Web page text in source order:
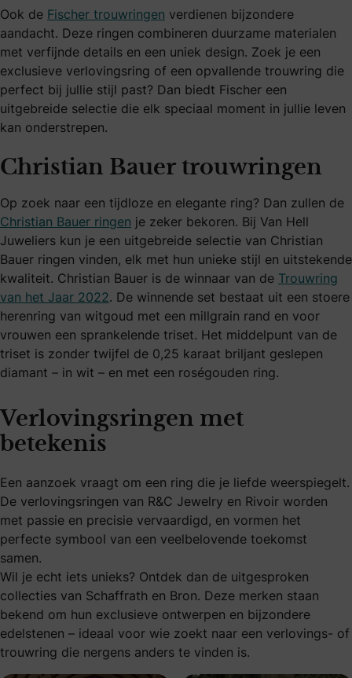
Ook de Fischer trouwringen verdienen bijzondere
aandacht. Deze ringen combineren duurzame materialen
met verfijnde details en een uniek design. Zoek je een
exclusieve verlovingsring of een opvallende trouwring die
perfect bij jullie stijl past? Dan biedt Fischer een
uitgebreide selectie die elk speciaal moment in jullie leven
kan onderstrepen.
Christian Bauer trouwringen
Op zoek naar een tijdloze en elegante ring? Dan zullen de
Christian Bauer ringen je zeker bekoren. Bij Van Hell
Juweliers kun je een uitgebreide selectie van Christian
Bauer ringen vinden, elk met hun unieke stijl en uitstekende
kwaliteit. Christian Bauer is de winnaar van de Trouwring
van het Jaar 2022. De winnende set bestaat uit een stoere
herenring van witgoud met een millgrain rand en voor
vrouwen een sprankelende triset. Het middelpunt van de
triset is zonder twijfel de 0,25 karaat briljant geslepen
diamant – in wit – en met een roségouden ring.
Verlovingsringen met
betekenis
Een aanzoek vraagt om een ring die je liefde weerspiegelt.
De verlovingsringen van R&C Jewelry en Rivoir worden
met passie en precisie vervaardigd, en vormen het
perfecte symbool van een veelbelovende toekomst
samen.
Wil je echt iets unieks? Ontdek dan de uitgesproken
collecties van Schaffrath en Bron. Deze merken staan
bekend om hun exclusieve ontwerpen en bijzondere
edelstenen – ideaal voor wie zoekt naar een verlovings- of
trouwring die nergens anders te vinden is.